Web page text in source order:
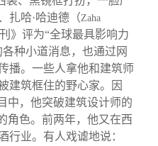
扎哈·哈迪德（Zaha
》评为“全球最具影响力
种小道消息，也通过网
播。一些人拿他和建筑师
建筑框住的野心家。因
中，他突破建筑设计师的
角色。前两年，他又在西
行业。有人戏谑地说：